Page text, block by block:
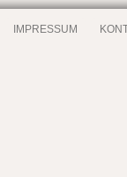
IMPRESSUM